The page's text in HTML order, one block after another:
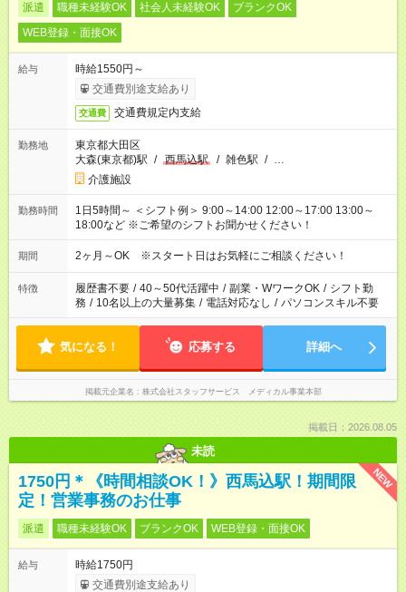
派遣 職種未経験OK 社会人未経験OK
ブランクOK
WEB登録・面接OK
給与
時給1550円～
交通費別途支給あり
交通費 交通費規定内支給
勤務地
東京都大田区
大森(東京都)駅 / 西馬込駅 / 雑色駅 / …
介護施設
勤務時間
1日5時間～ ＜シフト例＞ 9:00～14:00 12:00～17:00 13:00～
18:00など ※ご希望のシフトお聞かせください！
期間 2ヶ月～OK ※スタート日はお気軽にご相談ください！
特徴 履歴書不要 / 40～50代活躍中 / 副業・WワークOK / シフト勤
務 / 10名以上の大量募集 / 電話対応なし / パソコンスキル不要
気になる！ 応募する 詳細へ
掲載元企業名 株式会社スタッフサービス メディカル事業本部
掲載日：2026.08.05
未読
NEW
1750円＊《時間相談OK！》西馬込駅！期間限
定！営業事務のお仕事
派遣 職種未経験OK ブランクOK WEB登録・面接OK
給与
時給1750円
交通費別途支給あり